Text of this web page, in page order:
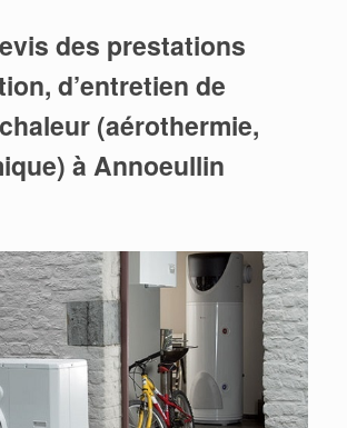
des prestations
d’entretien de
(aérothermie,
à Annoeullin